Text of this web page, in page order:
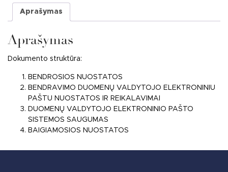
Aprašymas
Aprašymas
Dokumento struktūra:
BENDROSIOS NUOSTATOS
BENDRAVIMO DUOMENŲ VALDYTOJO ELEKTRONINIU
PAŠTU NUOSTATOS IR REIKALAVIMAI
DUOMENŲ VALDYTOJO ELEKTRONINIO PAŠTO
SISTEMOS SAUGUMAS
BAIGIAMOSIOS NUOSTATOS